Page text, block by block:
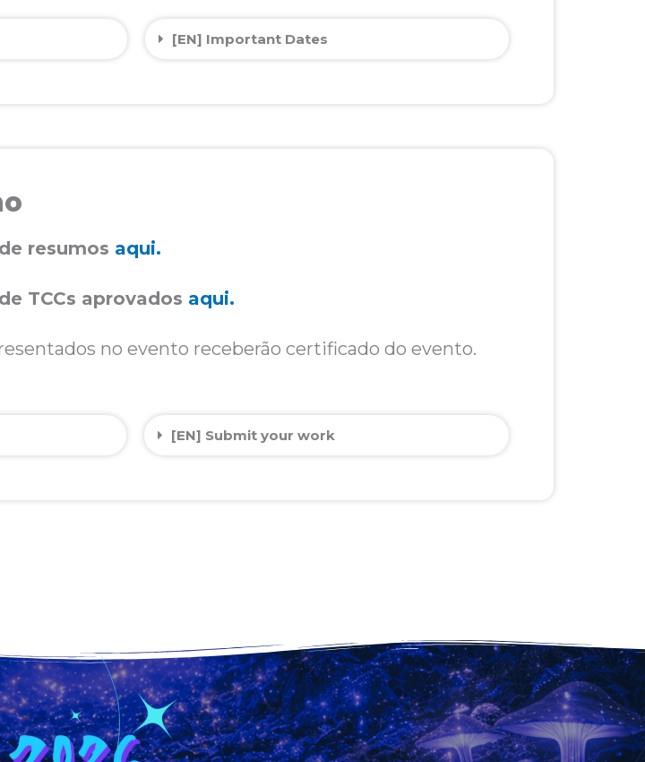
[EN] Important Dates
resumos aqui.
TCCs aprovados aqui.
no evento receberão certificado do evento.
[EN] Submit your work